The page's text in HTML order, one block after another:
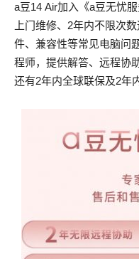
a豆14 Air加入《a豆无忧
上门维修、2年内不限次
件、兼容性等常见电脑问
程师，提供解答、远程协
还有2年内全球联保及2年